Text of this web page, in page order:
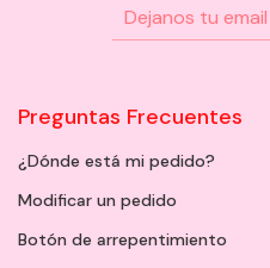
Preguntas Frecuentes
¿Dónde está mi pedido?
Modificar un pedido
Botón de arrepentimiento